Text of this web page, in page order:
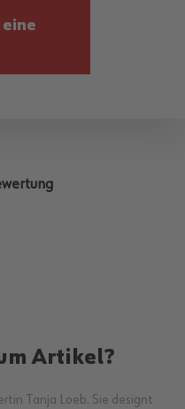
eine
Artikel?
Tanja Loeb. Sie designt